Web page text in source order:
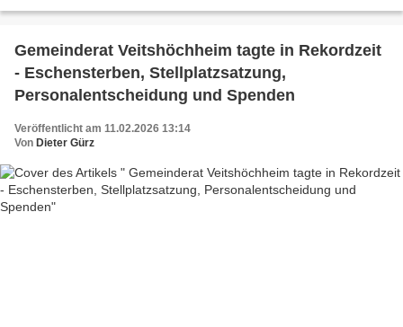
Gemeinderat Veitshöchheim tagte in Rekordzeit
- Eschensterben, Stellplatzsatzung,
Personalentscheidung und Spenden
Veröffentlicht am 11.02.2026 13:14
Von Dieter Gürz